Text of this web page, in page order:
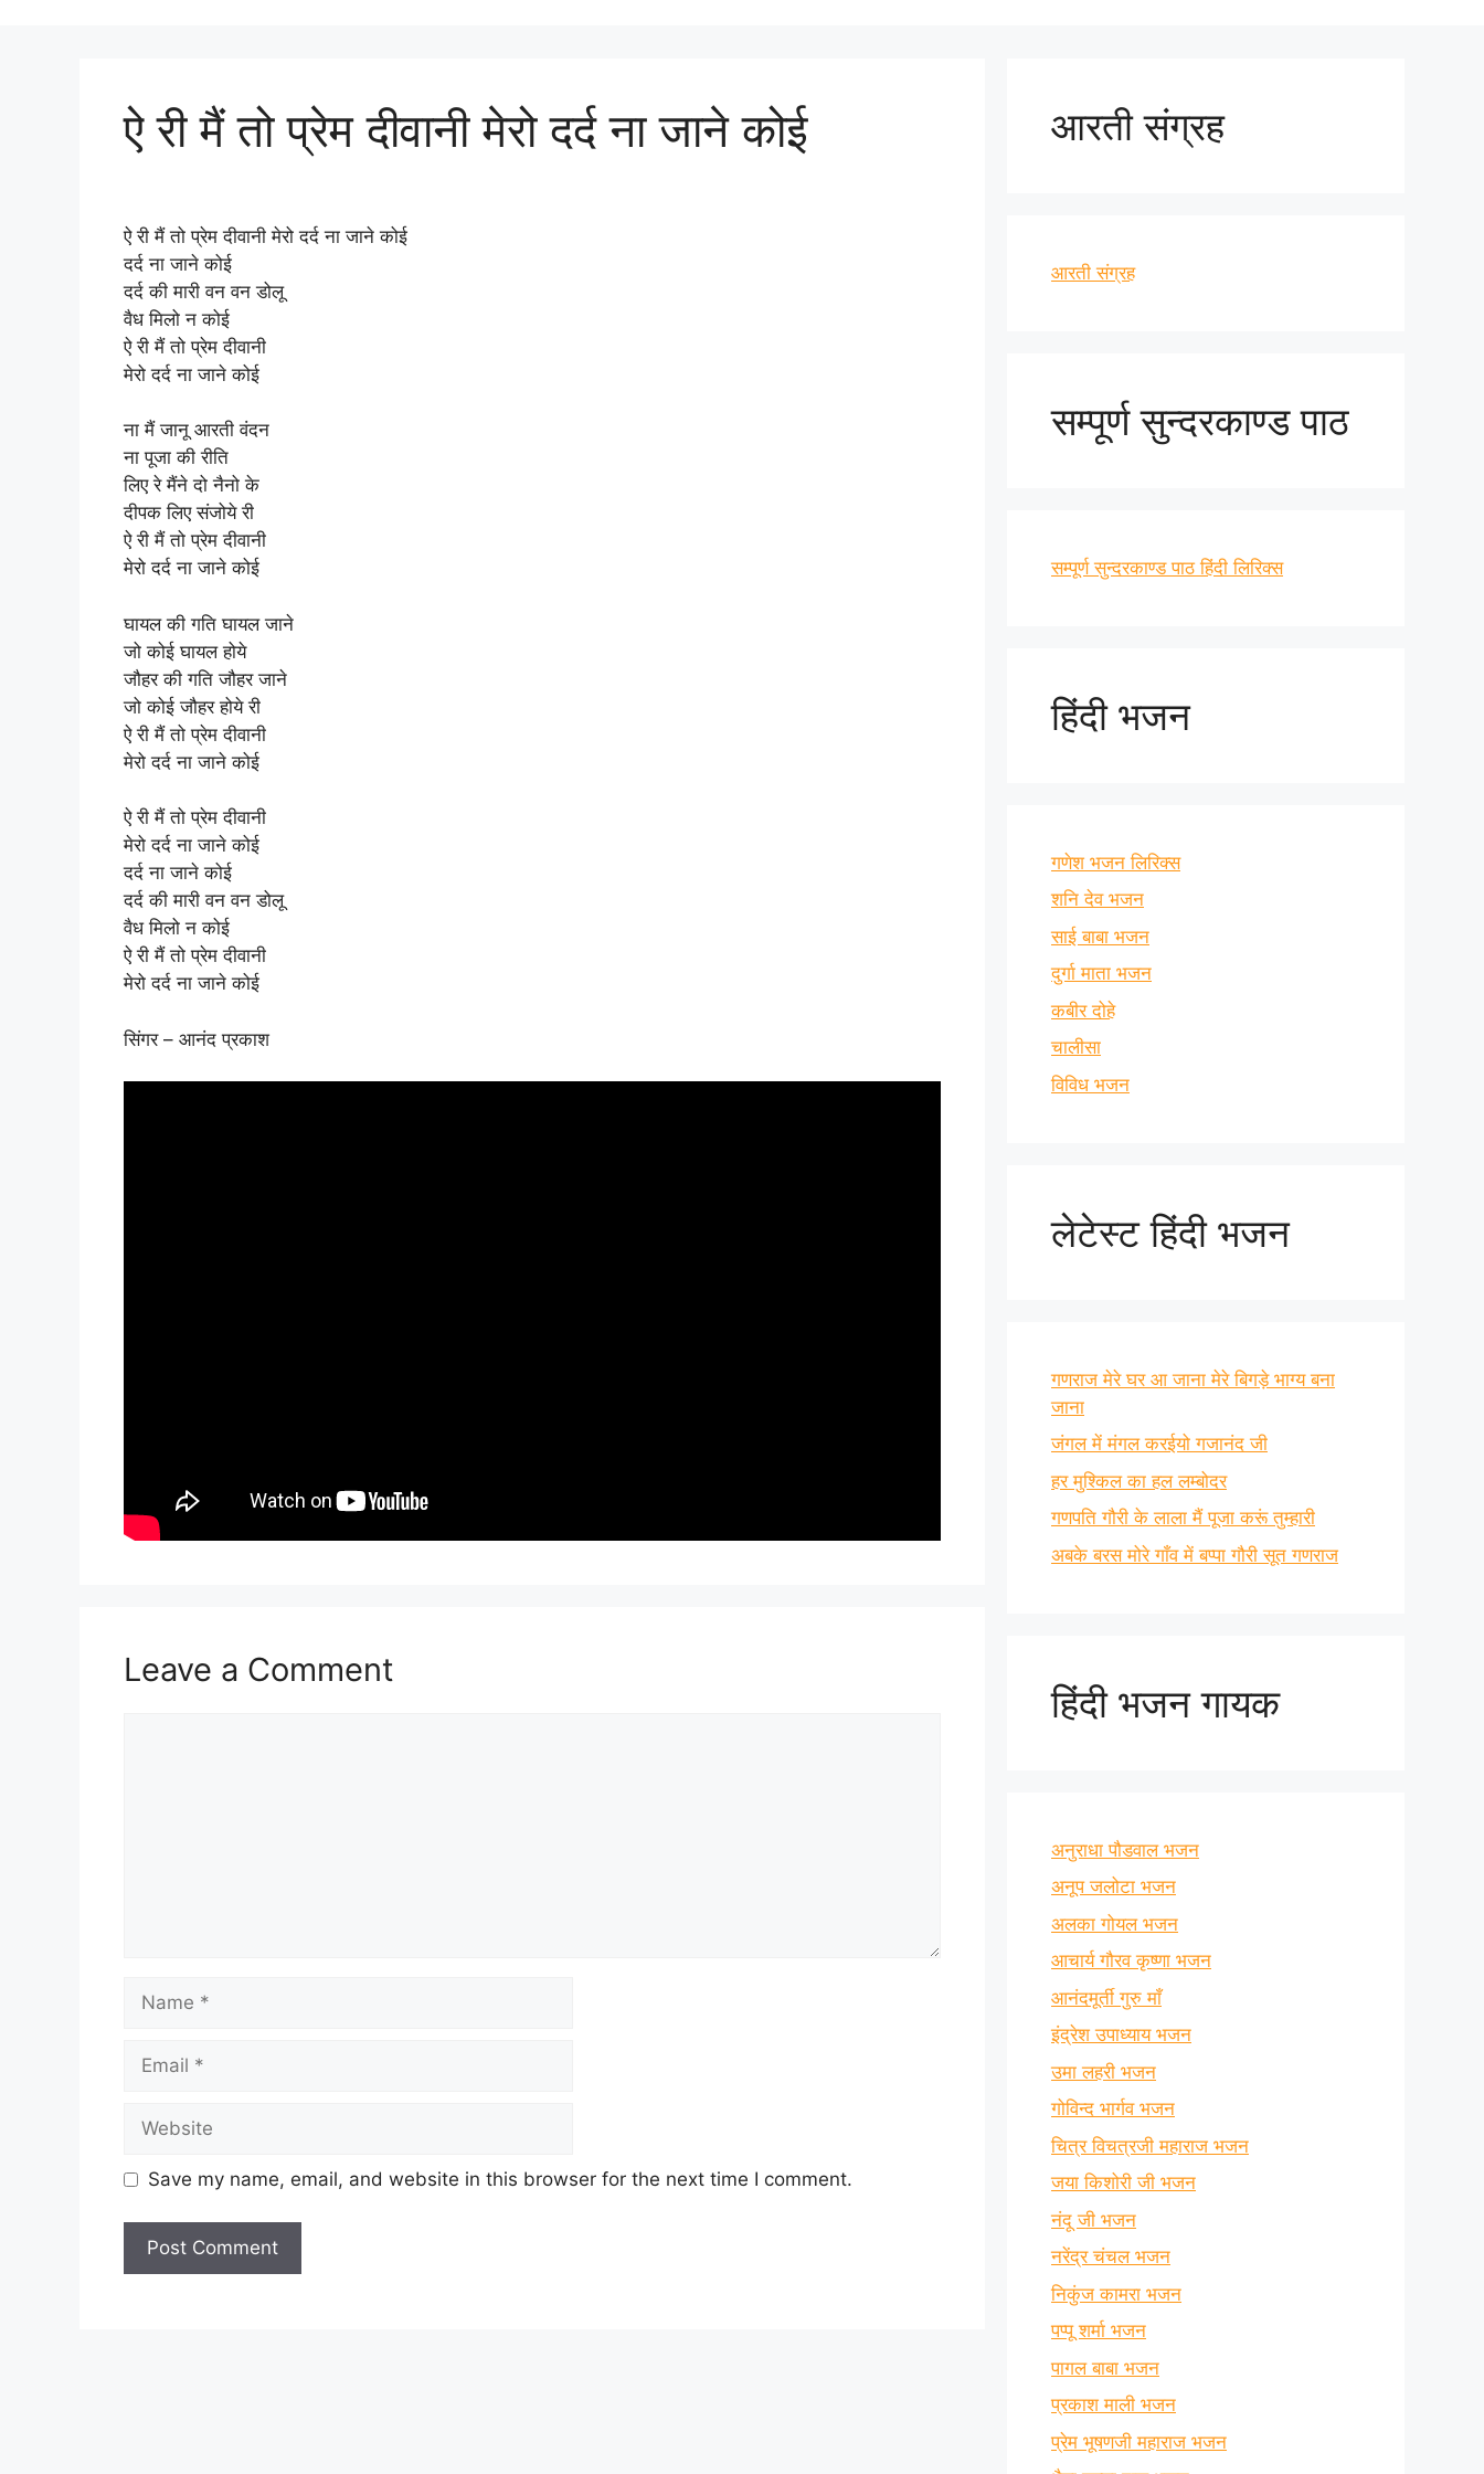
ऐ री मैं तो प्रेम दीवानी मेरो दर्द ना जाने कोई
ऐ री मैं तो प्रेम दीवानी मेरो दर्द ना जाने कोई
दर्द ना जाने कोई
दर्द की मारी वन वन डोलू
वैध मिलो न कोई
ऐ री मैं तो प्रेम दीवानी
मेरो दर्द ना जाने कोई
ना मैं जानू आरती वंदन
ना पूजा की रीति
लिए रे मैंने दो नैनो के
दीपक लिए संजोये री
ऐ री मैं तो प्रेम दीवानी
मेरो दर्द ना जाने कोई
घायल की गति घायल जाने
जो कोई घायल होये
जौहर की गति जौहर जाने
जो कोई जौहर होये री
ऐ री मैं तो प्रेम दीवानी
मेरो दर्द ना जाने कोई
ऐ री मैं तो प्रेम दीवानी
मेरो दर्द ना जाने कोई
दर्द ना जाने कोई
दर्द की मारी वन वन डोलू
वैध मिलो न कोई
ऐ री मैं तो प्रेम दीवानी
मेरो दर्द ना जाने कोई
सिंगर – आनंद प्रकाश
Leave a Comment
Name
Email
Website
Save my name, email, and website in this browser for the next time I comment.
आरती संग्रह
आरती संग्रह
सम्पूर्ण सुन्दरकाण्ड पाठ
सम्पूर्ण सुन्दरकाण्ड पाठ हिंदी लिरिक्स
हिंदी भजन
गणेश भजन लिरिक्स
शनि देव भजन
साई बाबा भजन
दुर्गा माता भजन
कबीर दोहे
चालीसा
विविध भजन
लेटेस्ट हिंदी भजन
गणराज मेरे घर आ जाना मेरे बिगड़े भाग्य बना
जाना
जंगल में मंगल करईयो गजानंद जी
हर मुश्किल का हल लम्बोदर
गणपति गौरी के लाला मैं पूजा करूं तुम्हारी
अबके बरस मोरे गाँव में बप्पा गौरी सूत गणराज
हिंदी भजन गायक
अनुराधा पौडवाल भजन
अनूप जलोटा भजन
अलका गोयल भजन
आचार्य गौरव कृष्णा भजन
आनंदमूर्ती गुरु माँ
इंद्रेश उपाध्याय भजन
उमा लहरी भजन
गोविन्द भार्गव भजन
चित्र विचत्रजी महाराज भजन
जया किशोरी जी भजन
नंदू जी भजन
नरेंद्र चंचल भजन
निकुंज कामरा भजन
पप्पू शर्मा भजन
पागल बाबा भजन
प्रकाश माली भजन
प्रेम भूषणजी महाराज भजन